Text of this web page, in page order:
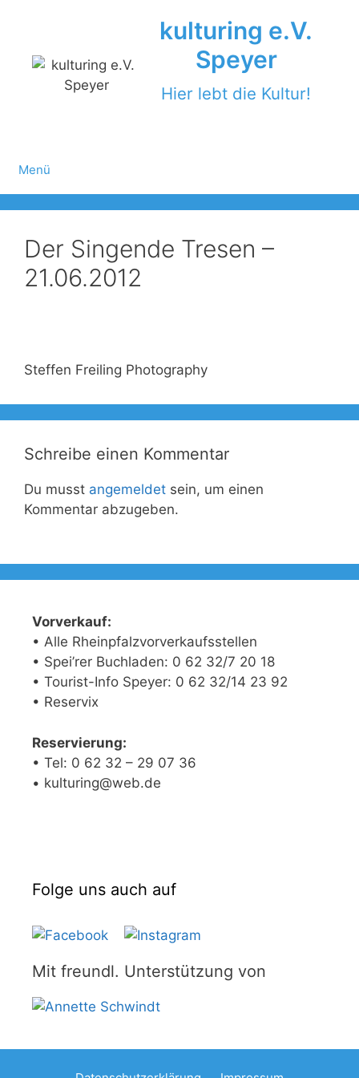
kulturing e.V.
Speyer
Hier lebt die Kultur!
Menü
Der Singende Tresen –
21.06.2012
Steffen Freiling Photography
Schreibe einen Kommentar
Du musst angemeldet sein, um einen
Kommentar abzugeben.
Vorverkauf:
• Alle Rheinpfalzvorverkaufsstellen
• Spei’rer Buchladen: 0 62 32/7 20 18
• Tourist-Info Speyer: 0 62 32/14 23 92
• Reservix
Reservierung:
• Tel: 0 62 32 – 29 07 36
• kulturing@web.de
Folge uns auch auf
Mit freundl. Unterstützung von